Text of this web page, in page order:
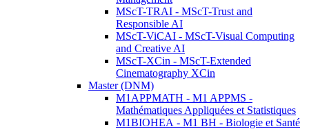
MScT-TRAI - MScT-Trust and
Responsible AI
MScT-ViCAI - MScT-Visual Computing
and Creative AI
MScT-XCin - MScT-Extended
Cinematography XCin
Master (DNM)
M1APPMATH - M1 APPMS -
Mathématiques Appliquées et Statistiques
M1BIOHEA - M1 BH - Biologie et Santé